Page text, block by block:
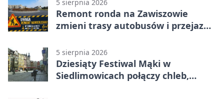
5 sierpnia 2026
Remont ronda na Zawiszowie
zmieni trasy autobusów i przejazd
5 sierpnia 2026
Dziesiąty Festiwal Mąki w
Siedlimowicach połączy chleb,